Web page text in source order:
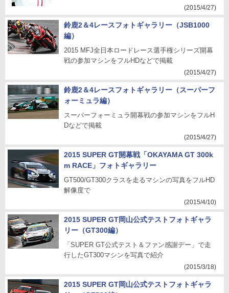
(2015/4/27)
鈴鹿2＆4レースフォトギャラリー（JSB1000
編）
2015 MFJ全日本ロードレース選手権シリーズ開幕
戦の参加マシンをフルHDなどで掲載
(2015/4/27)
鈴鹿2＆4レースフォトギャラリー（スーパーフ
ォーミュラ編）
スーパーフォーミュラ開幕戦の参加マシンをフルH
Dなどで掲載
(2015/4/27)
2015 SUPER GT開幕戦「OKAYAMA GT 300k
m RACE」フォトギャラリー
GT500/GT300クラスを走るマシンの写真をフルHD
解像度で
(2015/4/10)
2015 SUPER GT岡山公式テストフォトギャラ
リー（GT300編）
「SUPER GT公式テスト＆ファン感謝デー」で走
行したGT300マシンを写真で紹介
(2015/3/18)
2015 SUPER GT岡山公式テストフォトギャラ